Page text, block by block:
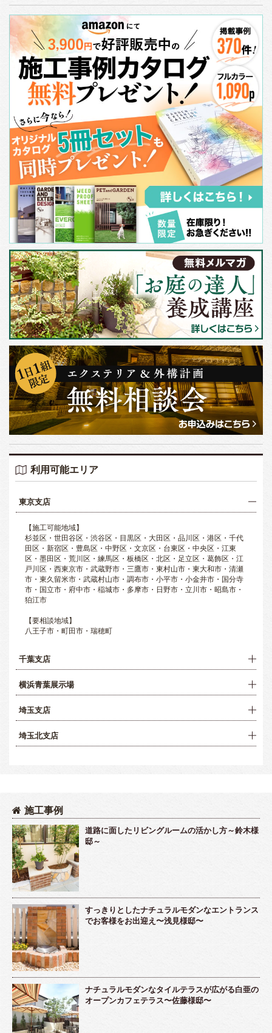
利用可能エリア
東京支店
【施工可能地域】
杉並区・世田谷区・渋谷区・目黒区・大田区・品川区・港区・千代
田区・新宿区・豊島区・中野区・文京区・台東区・中央区・江東
区・墨田区・荒川区・練馬区・板橋区・北区・足立区・葛飾区・江
戸川区・西東京市・武蔵野市・三鷹市・東村山市・東大和市・清瀬
市・東久留米市・武蔵村山市・調布市・小平市・小金井市・国分寺
市・国立市・府中市・稲城市・多摩市・日野市・立川市・昭島市・
狛江市
【要相談地域】
八王子市・町田市・瑞穂町
千葉支店
横浜青葉展示場
埼玉支店
埼玉北支店
施工事例
道路に面したリビングルームの活かし方～鈴木様
邸～
すっきりとしたナチュラルモダンなエントランス
でお客様をお出迎え〜浅見様邸〜
ナチュラルモダンなタイルテラスが広がる白亜の
オープンカフェテラス〜佐藤様邸〜